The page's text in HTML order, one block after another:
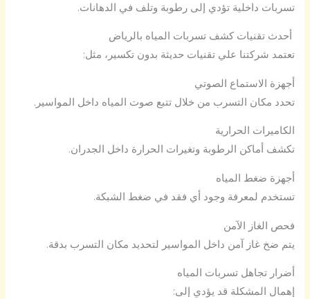
تسربات داخلية تؤدي إلى رطوبة وتلف في الدهانات.
أحدث تقنيات كشف تسربات المياه بالرياض
تعتمد شركتنا علي تقنيات حديثة بدون تكسير، مثل:
أجهزة الاستماع الصوتي
تحدد مكان التسرب من خلال تتبع صوت المياه داخل المواسير.
الكاميرات الحرارية
تكشف أماكن الرطوبة وتغيرات الحرارة داخل الجدران.
أجهزة ضغط المياه
تستخدم لمعرفة وجود أي فقد في ضغط الشبكة.
فحص الغاز الآمن
يتم ضخ غاز آمن داخل المواسير لتحديد مكان التسرب بدقة.
أضرار تجاهل تسربات المياه
إهمال المشكلة قد يؤدي إلى: